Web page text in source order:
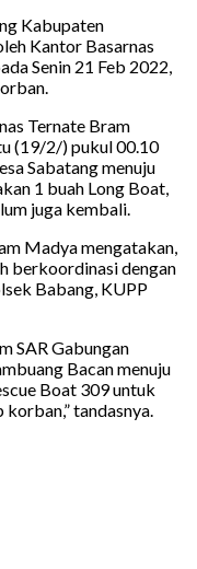
Kabupaten
Kantor Basarnas
Senin 21 Feb 2022,
Ternate Bram
(19/2/) pukul 00.10
Sabatang menuju
1 buah Long Boat,
juga kembali.
Madya mengatakan,
berkoordinasi dengan
Babang, KUPP
SAR Gabungan
Bacan menuju
Boat 309 untuk
tandasnya.